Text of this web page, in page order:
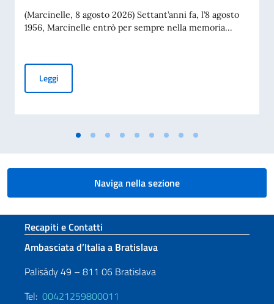
(Marcinelle, 8 agosto 2026) Settant’anni fa, l’8 agosto
1956, Marcinelle entrò per sempre nella memoria...
LeggiMESSAGGIO DEL VICE PRESIDENTE DEL CONSIGLIO DEI
Naviga nella sezione
Sezione footer
Recapiti e Contatti
Ambasciata d’Italia a Bratislava
Palisády 49 – 811 06 Bratislava
Tel: 00421259800011